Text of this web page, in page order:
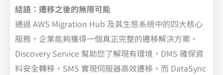
結語：遷移之後的無限可能
通過 AWS Migration Hub 及其生態系統中的四大核心
服務，企業能夠獲得一個真正完整的遷移解決方案。
Discovery Service 幫助您了解現有環境，DMS 確保資
料安全轉移，SMS 實現伺服器高效遷移，而 DataSync